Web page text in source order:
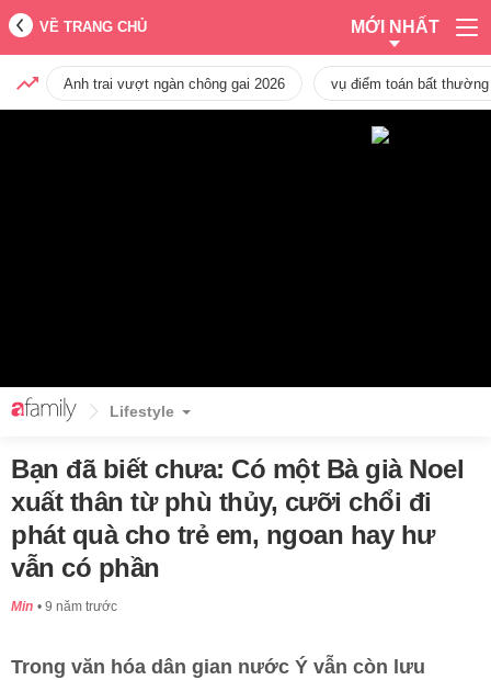
VỀ TRANG CHỦ MỚI NHẤT
Anh trai vượt ngàn chông gai 2026 vụ điểm toán bất
Lifestyle
Bạn đã biết chưa: Có một Bà già Noel
xuất thân từ phù thủy, cưỡi chổi đi
phát quà cho trẻ em, ngoan hay hư
vẫn có phần
Min 9 năm trước
Trong văn hóa dân gian nước Ý vẫn còn lưu